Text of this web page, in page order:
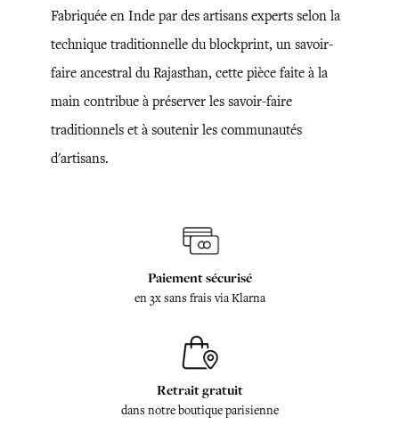
Fabriquée en Inde par des artisans experts selon la
technique traditionnelle du blockprint, un savoir-
faire ancestral du Rajasthan, cette pièce faite à la
main contribue à préserver les savoir-faire
traditionnels et à soutenir les communautés
d'artisans.
Paiement sécurisé
en 3x sans frais via Klarna
Retrait gratuit
dans notre boutique parisienne